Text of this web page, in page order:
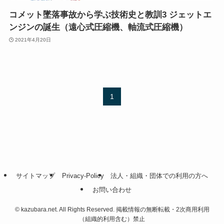
コメット墜落事故から学ぶ技術史と教訓3 ジェットエ
ンジンの誕生（遠心式圧縮機、軸流式圧縮機）
2021年4月20日
1
サイトマップ Privacy-Policy
法人・組織・団体での利用の方へ
お問い合わせ
©kazubara.net. All Rights Reserved. 掲載情報の無断転載・2次商用利用
（組織的利用含む）禁止